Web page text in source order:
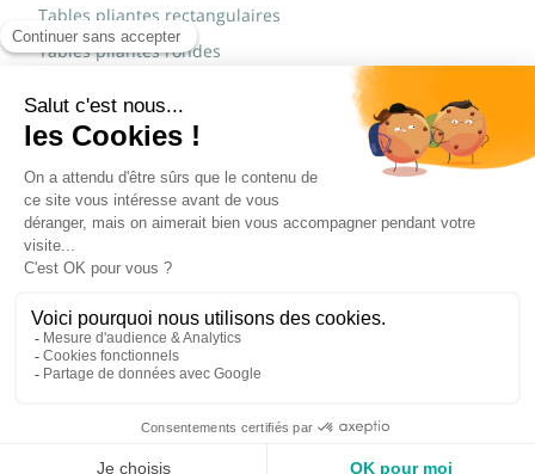
Tables pliantes rectangulaires
Tables pliantes rondes
Marques
JAD Groupe
Procity®
© Copyright 2015 - 2026,